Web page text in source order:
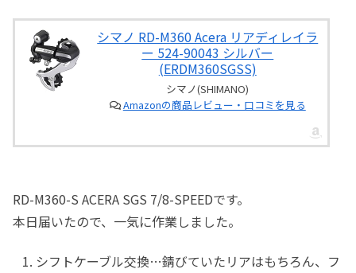
シマノ RD-M360 Acera リアディレイラ
ー 524-90043 シルバー
(ERDM360SGSS)
シマノ(SHIMANO)
Amazonの商品レビュー・口コミを見る
RD-M360-S ACERA SGS 7/8-SPEEDです。
本日届いたので、一気に作業しました。
シフトケーブル交換…錆びていたリアはもちろん、フ